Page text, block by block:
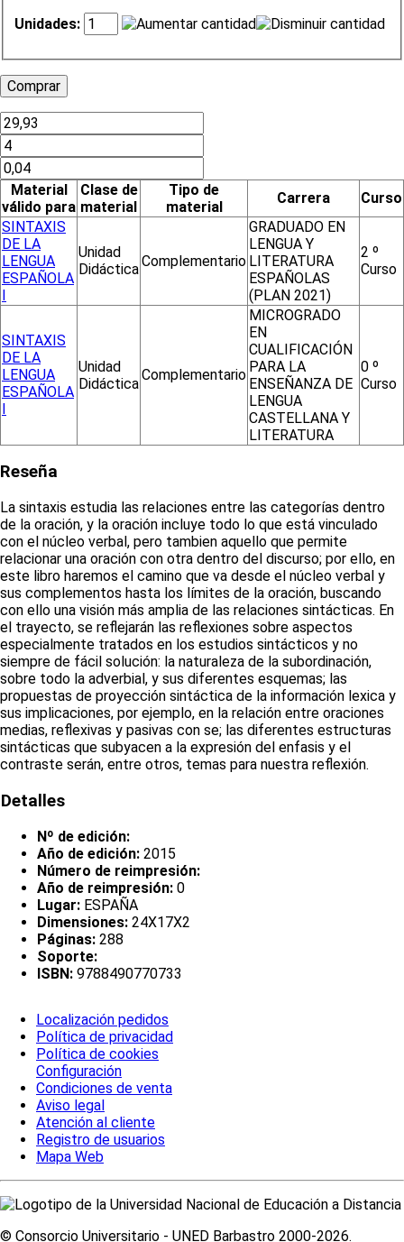
Unidades:
Material
válido para
Clase de
material
Tipo de
material
Carrera
Curso
SINTAXIS
DE LA
LENGUA
ESPAÑOLA
I
Unidad
DidácticaComplementario
GRADUADO EN
LENGUA Y
LITERATURA
ESPAÑOLAS
(PLAN 2021)
2 º
Curso
SINTAXIS
DE LA
LENGUA
ESPAÑOLA
I
Unidad
Didáctica
Complementario
MICROGRADO
EN
CUALIFICACIÓN
PARA LA
ENSEÑANZA DE
LENGUA
CASTELLANA Y
LITERATURA
0 º
Curso
Reseña
La sintaxis estudia las relaciones entre las categorías dentro
de la oración, y la oración incluye todo lo que está vinculado
con el núcleo verbal, pero tambien aquello que permite
relacionar una oración con otra dentro del discurso; por ello, en
este libro haremos el camino que va desde el núcleo verbal y
sus complementos hasta los límites de la oración, buscando
con ello una visión más amplia de las relaciones sintácticas. En
el trayecto, se reflejarán las reflexiones sobre aspectos
especialmente tratados en los estudios sintácticos y no
siempre de fácil solución: la naturaleza de la subordinación,
sobre todo la adverbial, y sus diferentes esquemas; las
propuestas de proyección sintáctica de la información lexica y
sus implicaciones, por ejemplo, en la relación entre oraciones
medias, reflexivas y pasivas con se; las diferentes estructuras
sintácticas que subyacen a la expresión del enfasis y el
contraste serán, entre otros, temas para nuestra reflexión.
Detalles
Nº de edición:
Año de edición: 2015
Número de reimpresión:
Año de reimpresión: 0
Lugar: ESPAÑA
Dimensiones: 24X17X2
Páginas: 288
Soporte:
ISBN: 9788490770733
Localización pedidos
Política de privacidad
Política de cookies
Configuración
Condiciones de venta
Aviso legal
Atención al cliente
Registro de usuarios
Mapa Web
© Consorcio Universitario - UNED Barbastro 2000-2026.